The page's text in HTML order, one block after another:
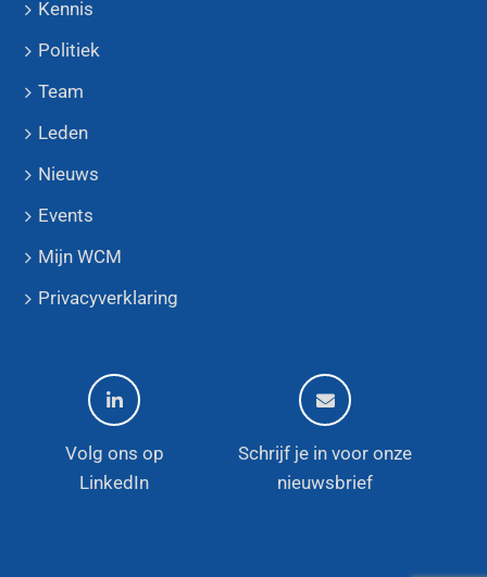
Kennis
Politiek
Team
Leden
Nieuws
Events
Mijn WCM
Privacyverklaring
Volg ons op
LinkedIn
Schrijf je in voor onze
nieuwsbrief